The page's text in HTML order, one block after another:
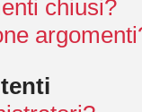
chiusi?